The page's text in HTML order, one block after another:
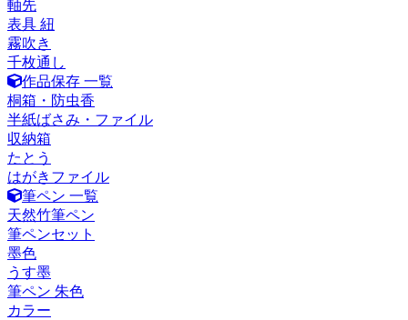
軸先
表具 紐
霧吹き
千枚通し
作品保存 一覧
桐箱・防虫香
半紙ばさみ・ファイル
収納箱
たとう
はがきファイル
筆ペン 一覧
天然竹筆ペン
筆ペンセット
墨色
うす墨
筆ペン 朱色
カラー